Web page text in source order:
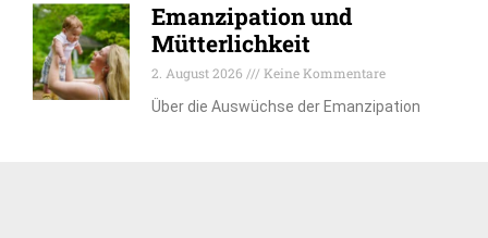
Emanzipation und
Mütterlichkeit
2. August 2026
Keine Kommentare
Über die Auswüchse der Emanzipation